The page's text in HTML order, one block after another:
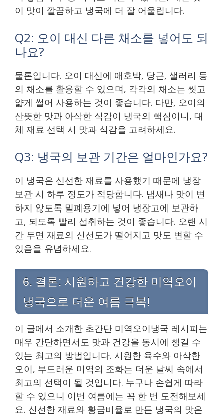
이 맛이 깔끔하고 냉국에 더 잘 어울립니다.
Q2: 오이 대신 다른 채소를 넣어도 되
나요?
물론입니다. 오이 대신에 애호박, 당근, 샐러리 등
의 채소를 활용할 수 있으며, 각각의 채소는 씻고
얇게 썰어 사용하는 것이 좋습니다. 다만, 오이의
산뜻한 맛과 아삭한 식감이 냉국의 핵심이니, 대
체 재료 선택 시 맛과 식감을 고려하세요.
Q3: 냉국의 보관 기간은 얼마인가요?
이 냉국은 신선한 재료를 사용했기 때문에 냉장
보관 시 하루 정도가 적당합니다. 냄새나 맛이 변
하지 않도록 밀폐용기에 넣어 냉장고에 보관하
고, 되도록 빨리 섭취하는 것이 좋습니다. 오랜 시
간 두면 재료의 신선도가 떨어지고 맛도 변할 수
있음을 유념하세요.
6. 결론: 시원하고 건강한 미역오이
냉국으로 더운 여름 극복!
이 글에서 소개한 초간단 미역오이냉국 레시피는
매우 간단하면서도 맛과 건강을 동시에 챙길 수
있는 최고의 방법입니다. 시원한 육수와 아삭한
오이, 부드러운 미역의 조화는 더운 날씨 속에서
최고의 선택이 될 것입니다. 누구나 손쉽게 따라
할 수 있으니 이번 여름에는 꼭 한 번 도전해보세
요. 신선한 재료와 황금비율로 만든 냉국의 맛은